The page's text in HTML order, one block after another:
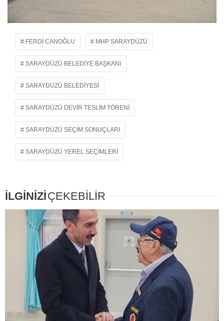
FERDI CANOĞLU MHP SARAYDÜZÜ
SARAYDÜZÜ BELEDIYE BAŞKANI
SARAYDÜZÜ BELEDIYESI
SARAYDÜZÜ DEVIR TESLIM TÖRENI
SARAYDÜZÜ SEÇIM SONUÇLARI
SARAYDÜZÜ YEREL SEÇIMLERI
İLGİNİZİÇEKEBİLİR